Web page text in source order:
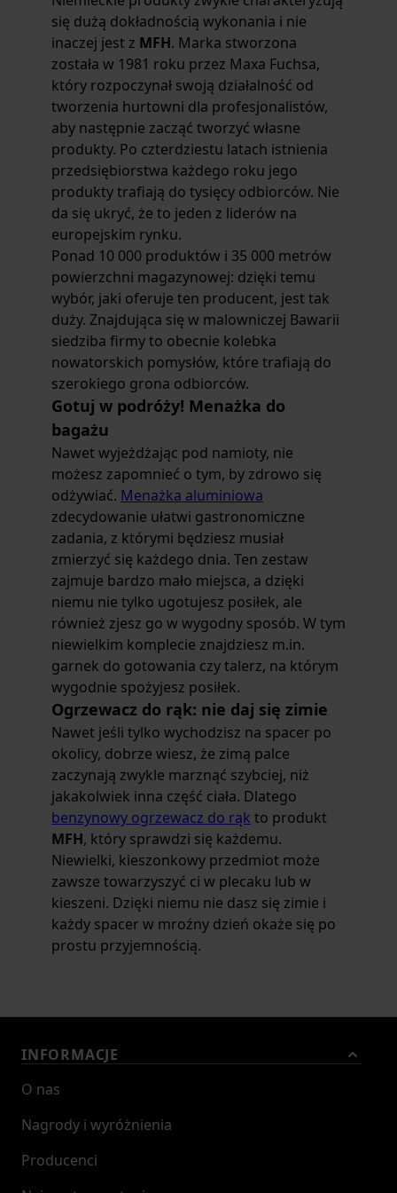
się dużą dokładnością wykonania i nie
inaczej jest z MFH. Marka stworzona
została w 1981 roku przez Maxa Fuchsa,
który rozpoczynał swoją działalność od
tworzenia hurtowni dla profesjonalistów,
aby następnie zacząć tworzyć własne
produkty. Po czterdziestu latach istnienia
przedsiębiorstwa każdego roku jego
produkty trafiają do tysięcy odbiorców. Nie
da się ukryć, że to jeden z liderów na
europejskim rynku.
Ponad 10 000 produktów i 35 000 metrów
powierzchni magazynowej: dzięki temu
wybór, jaki oferuje ten producent, jest tak
duży. Znajdująca się w malowniczej Bawarii
siedziba firmy to obecnie kolebka
nowatorskich pomysłów, które trafiają do
szerokiego grona odbiorców.
Gotuj w podróży! Menażka do
bagażu
Nawet wyjeżdżając pod namioty, nie
możesz zapomnieć o tym, by zdrowo się
odżywiać. Menażka aluminiowa
zdecydowanie ułatwi gastronomiczne
zadania, z którymi będziesz musiał
zmierzyć się każdego dnia. Ten zestaw
zajmuje bardzo mało miejsca, a dzięki
niemu nie tylko ugotujesz posiłek, ale
również zjesz go w wygodny sposób. W tym
niewielkim komplecie znajdziesz m.in.
garnek do gotowania czy talerz, na którym
wygodnie spożyjesz posiłek.
Ogrzewacz do rąk: nie daj się zimie
Nawet jeśli tylko wychodzisz na spacer po
okolicy, dobrze wiesz, że zimą palce
zaczynają zwykle marznąć szybciej, niż
jakakolwiek inna część ciała. Dlatego
benzynowy ogrzewacz do rąk to produkt
MFH, który sprawdzi się każdemu.
Niewielki, kieszonkowy przedmiot może
zawsze towarzyszyć ci w plecaku lub w
kieszeni. Dzięki niemu nie dasz się zimie i
każdy spacer w mroźny dzień okaże się po
prostu przyjemnością.
INFORMACJE
O nas
Nagrody i wyróżnienia
Producenci